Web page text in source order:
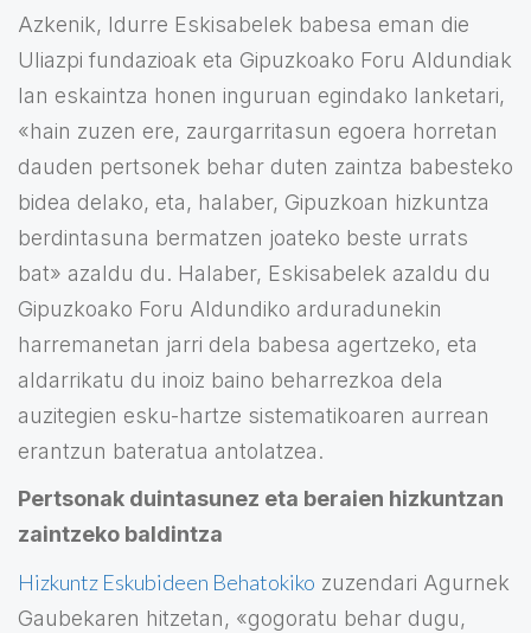
Azkenik, Idurre Eskisabelek babesa eman die
Uliazpi fundazioak eta Gipuzkoako Foru Aldundiak
lan eskaintza honen inguruan egindako lanketari,
«hain zuzen ere, zaurgarritasun egoera horretan
dauden pertsonek behar duten zaintza babesteko
bidea delako, eta, halaber, Gipuzkoan hizkuntza
berdintasuna bermatzen joateko beste urrats
bat» azaldu du. Halaber, Eskisabelek azaldu du
Gipuzkoako Foru Aldundiko arduradunekin
harremanetan jarri dela babesa agertzeko, eta
aldarrikatu du inoiz baino beharrezkoa dela
auzitegien esku-hartze sistematikoaren aurrean
erantzun bateratua antolatzea.
Pertsonak duintasunez eta beraien hizkuntzan
zaintzeko baldintza
Hizkuntz Eskubideen Behatokiko zuzendari Agurnek
Gaubekaren hitzetan, «gogoratu behar dugu,